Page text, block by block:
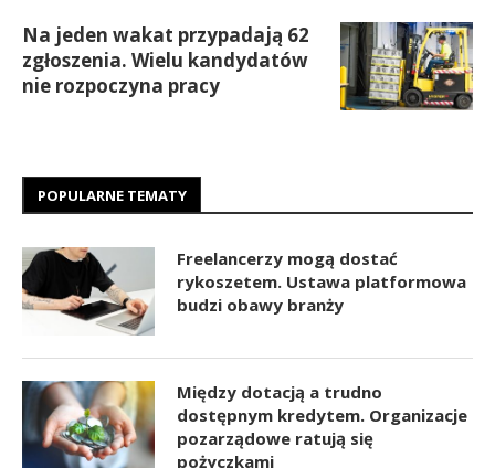
Na jeden wakat przypadają 62
zgłoszenia. Wielu kandydatów
nie rozpoczyna pracy
POPULARNE TEMATY
Freelancerzy mogą dostać
rykoszetem. Ustawa platformowa
budzi obawy branży
Między dotacją a trudno
dostępnym kredytem. Organizacje
pozarządowe ratują się
pożyczkami